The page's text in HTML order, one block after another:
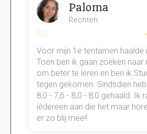
Paloma
Rechten
Voor mijn 1e tentamen haalde
Toen ben ik gaan zoeken naar
om beter te leren en ben ik
tegen gekomen. Sindsdien
8,0 - 7,6 - 8,0 - 8,0 gehaald. Ik
íédereen aan die het maar
er zo blij mee!!